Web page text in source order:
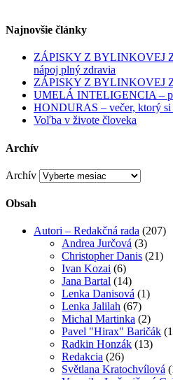
Najnovšie články
ZÁPISKY Z BYLINKOVEJ
nápoj plný zdravia
ZÁPISKY Z BYLINKOVEJ
UMELÁ INTELIGENCIA –
HONDURAS – večer, ktorý si
Voľba v živote človeka
Archív
Archív
Obsah
Autori – Redakčná rada (207)
Andrea Jurčová (3)
Christopher Danis (21)
Ivan Kozai (6)
Jana Bartal (14)
Lenka Danisová (1)
Lenka Jalilah (67)
Michal Martinka (2)
Pavel "Hirax" Baričák
Radkin Honzák (13)
Redakcia (26)
Světlana Kratochvílová